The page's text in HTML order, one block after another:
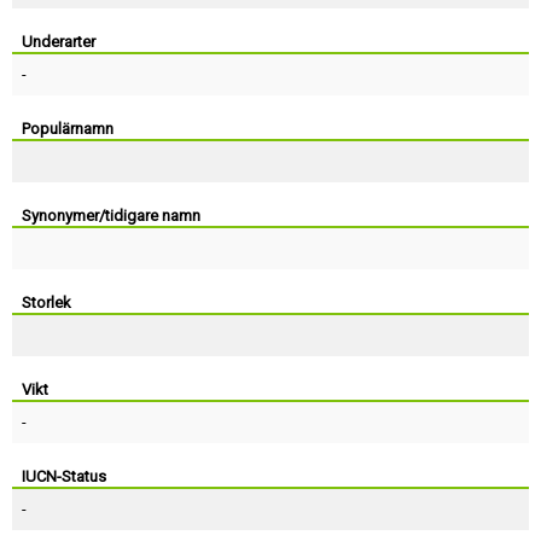
Underarter
-
Populärnamn
Synonymer/tidigare namn
Storlek
Vikt
-
IUCN-Status
-